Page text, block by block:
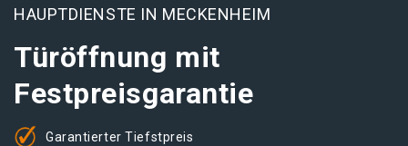
HAUPTDIENSTE IN MECKENHEIM
Türöffnung mit
Festpreisgarantie
Garantierter Tiefstpreis